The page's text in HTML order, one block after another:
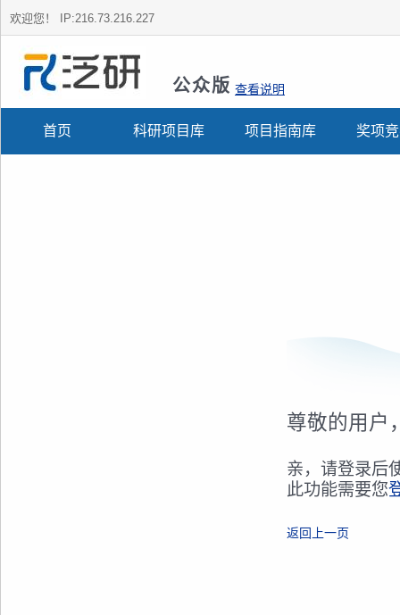
欢迎您！ IP:216.73.216.227
公众版 查看说明
首页 科研项目库 项目指南库 奖项
尊敬的用户
亲，请登录后
此功能需要您
返回上一页